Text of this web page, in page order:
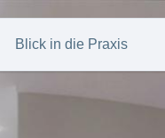
Blick in die Praxis